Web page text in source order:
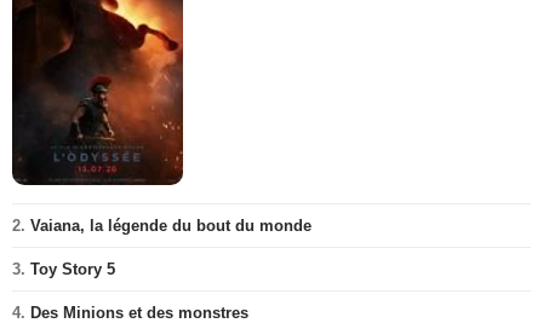
2. Vaiana, la légende du bout du monde
3. Toy Story 5
4. Des Minions et des monstres